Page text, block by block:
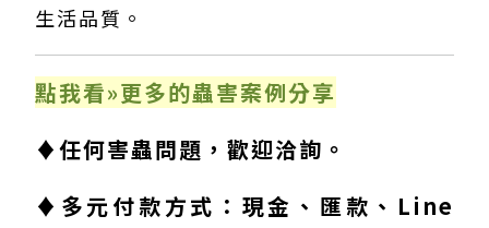
生活品質。
點我看»更多的蟲害案例分享
♦任何害蟲問題，歡迎洽詢。
♦多元付款方式：現金、匯款、Line